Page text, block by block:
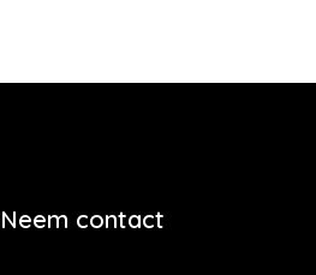
contact